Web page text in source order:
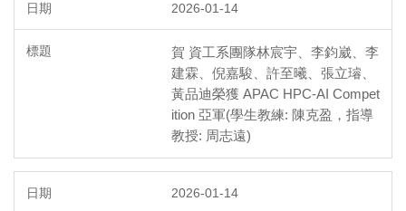
2026-01-14
賀 資工系團隊林宸宇、李鈞崴、李
建霖、倪嘉駿、許至曦、張立璿、
黃品迪榮獲 APAC HPC-AI Compet
ition 亞軍(學生教練: 陳克盈，指導
教授: 周志遠)
2026-01-14